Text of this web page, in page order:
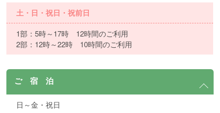
土・日・祝日・祝前日
1部：5時～17時 12時間のご利用
2部：12時～22時 10時間のご利用
ご 宿 泊
日～金・祝日